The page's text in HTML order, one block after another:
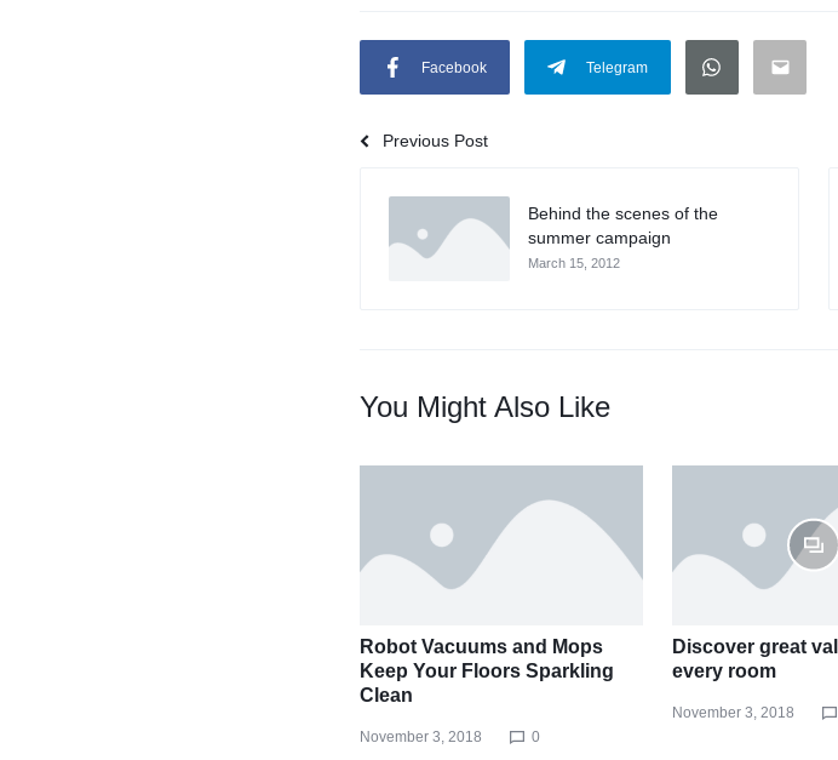
Facebook Telegram
Previous Post
Behind the scenes of the
summer campaign
March 15, 2012
You Might Also Like
Robot Vacuums and Mops
Keep Your Floors Sparkling
Clean
November 3, 2018 0
Discover great
every room
November 3, 2018